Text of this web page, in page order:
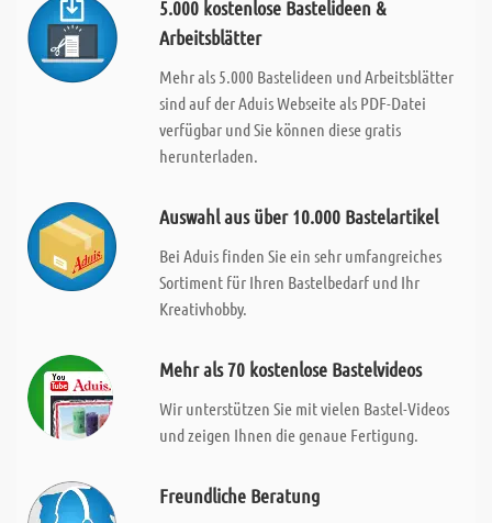
5.000 kostenlose Bastelideen &
Arbeitsblätter
Mehr als 5.000 Bastelideen und Arbeitsblätter
sind auf der Aduis Webseite als PDF-Datei
verfügbar und Sie können diese gratis
herunterladen.
Auswahl aus über 10.000 Bastelartikel
Bei Aduis finden Sie ein sehr umfangreiches
Sortiment für Ihren Bastelbedarf und Ihr
Kreativhobby.
Mehr als 70 kostenlose Bastelvideos
Wir unterstützen Sie mit vielen Bastel-Videos
und zeigen Ihnen die genaue Fertigung.
Freundliche Beratung